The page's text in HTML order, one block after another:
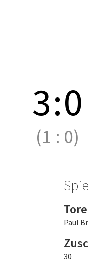
3:0
(1 : 0)
Tore
Paul
30